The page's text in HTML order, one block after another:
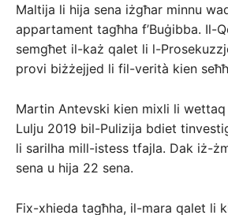
Maltija li hija sena iżgħar minnu
appartament tagħha f’Buġibba. Il-
semgħet il-każ qalet li l-
provi biżżejjed li fil-verità kien
Martin Antevski kien mixli li wettaq
Lulju 2019 bil-Pulizija bdiet
li sarilha mill-istess tfajla. Dak iż-
sena u hija 22 sena.
Fix-xhieda tagħha, il-mara qalet li